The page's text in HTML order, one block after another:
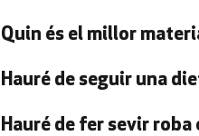
Quin és el millor
Hauré de seguir una
Hauré de fer sevir roba